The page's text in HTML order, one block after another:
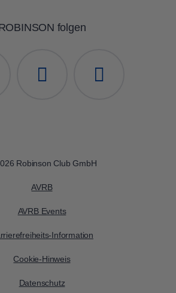
folgen
Robinson Club GmbH
AVRB
AVRB Events
Information
Cookie-Hinweis
Datenschutz